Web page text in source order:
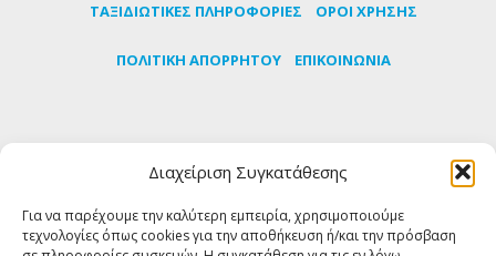
Διαχείριση Συγκατάθεσης
Για να παρέχουμε την καλύτερη εμπειρία, χρησιμοποιούμε
τεχνολογίες όπως cookies για την αποθήκευση ή/και την πρόσβαση
TΑΞΙΔΙΩΤΙΚΕΣ ΠΛΗΡΟΦΟΡΙΕΣ ΟΡΟΙ ΧΡΗΣΗΣ
ΠΟΛΙΤΙΚΗ ΑΠΟΡΡΗΤΟΥ ΕΠΙΚΟΙΝΩΝΙΑ
πρώτοι τα τελευταία νέα για την Τήνο
ΕΓΓΡΑΦΗ